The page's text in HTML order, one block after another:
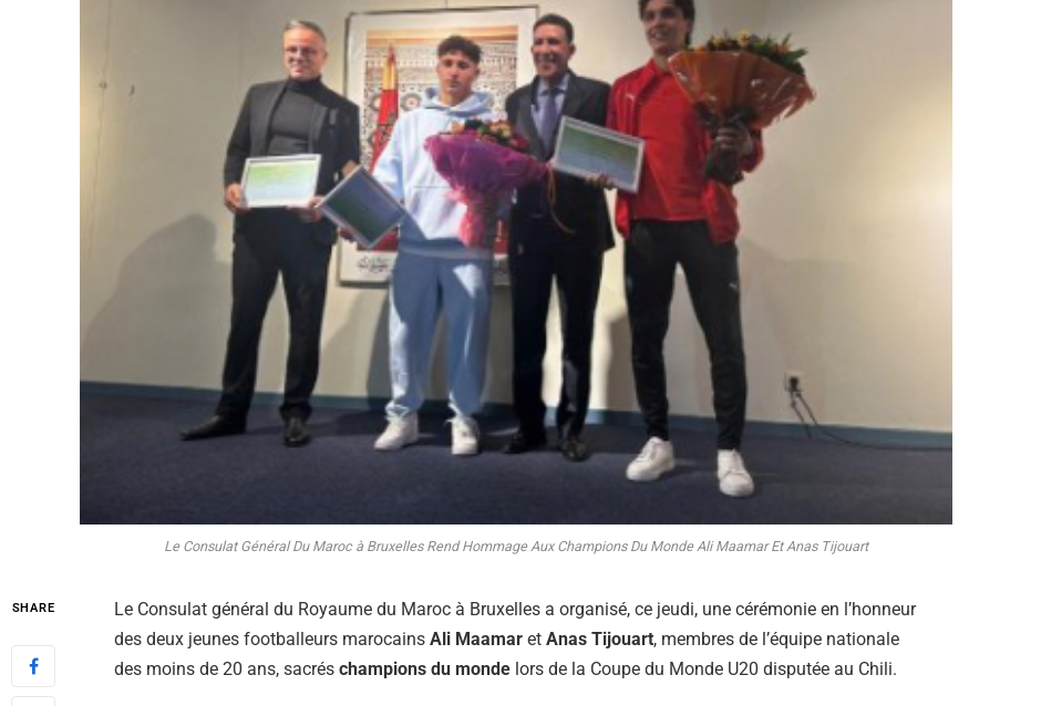
Le Consulat Général Du Maroc à Bruxelles Rend Hommage Aux Champions Du Monde Ali Maamar Et Anas Tijouart
SHARE
Le Consulat général du Royaume du Maroc à Bruxelles a organisé, ce jeudi, une cérémonie en l’honneur
des deux jeunes footballeurs marocains Ali Maamar et Anas Tijouart, membres de l’équipe nationale
des moins de 20 ans, sacrés champions du monde lors de la Coupe du Monde U20 disputée au Chili.